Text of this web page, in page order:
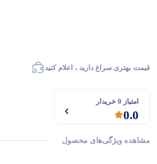
قیمت بهتری سراغ دارید ، اعلام کنید
امتیاز 0 خریدار
0.0
مشاهده ویژگی‌های محصول